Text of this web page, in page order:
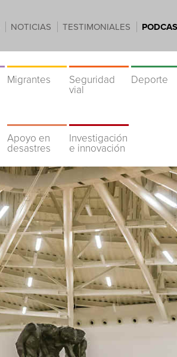
NOTICIAS TESTIMONIALES
Migrantes
Seguridad
vial
Deporte
Apoyo en
desastres
Investigación
e innovación